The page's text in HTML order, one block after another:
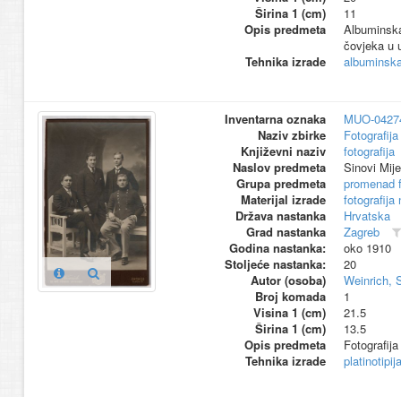
Širina 1 (cm)
11
Opis predmeta
čovjeka u
Tehnika izrade
Inventarna oznaka
MUO-
Naziv zbirke
Književni naziv
fotografija
Naslov predmeta
Sinovi
Grupa predmeta
promenad
Materijal izrade
fotografija
Država nastanka
Hrvatska
Grad nastanka
Zagreb
Godina nastanka:
oko 1910
Stoljeće nastanka:
20
Autor (osoba)
Weinrich,
Broj komada
1
Visina 1 (cm)
21.5
Širina 1 (cm)
13.5
Opis predmeta
Tehnika izrade
platinotipija